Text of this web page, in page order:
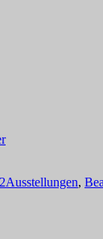
Ausstellungen,